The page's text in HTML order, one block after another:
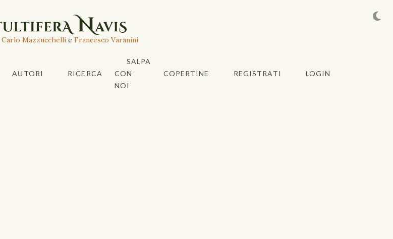
Carlo Mazzucchellie Francesco Varanini
AUTORI RICERCA
SALPA
CON
NOI
COPERTINE REGISTRATI LOGIN